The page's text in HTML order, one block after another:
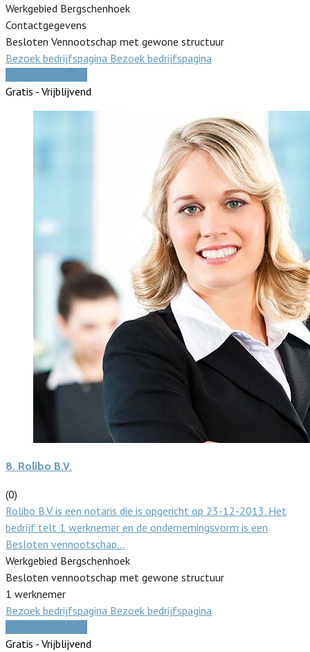
Werkgebied Bergschenhoek
Contactgegevens
Besloten Vennootschap met gewone structuur
Bezoek bedrijfspagina Bezoek bedrijfspagina
Gratis - Vrijblijvend
8. Rolibo B.V.
(0)
Rolibo B.V. is een notaris die is opgericht op 23-12-2013. Het
bedrijf telt 1 werknemer en de ondernemingsvorm is een
Besloten vennootschap…
Werkgebied Bergschenhoek
Besloten vennootschap met gewone structuur
1 werknemer
Bezoek bedrijfspagina Bezoek bedrijfspagina
Gratis - Vrijblijvend